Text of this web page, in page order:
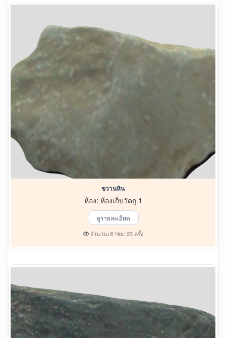
ขวานหิน
ห้อง: ห้องเก็บวัตถุ 1
ดูรายละเอียด
จำนวนเข้าชม: 23 ครั้ง